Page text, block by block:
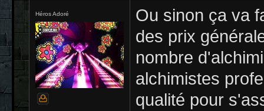
Héros Adoré
Ou sinon ça va
des prix
nombre
alchimistes
qualité pour